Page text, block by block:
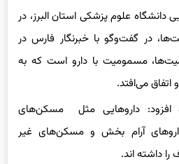
دانشگاه علوم پزشکی استان البرز، در
در گفت‌وگو با خبرنگار فارس در
مسمومیت با دارو است که به
اتفاق می‌افتد.
افزود: داروهایی مثل مسکن‌های
داروهای آرام بخش و مسکن‌های غیر
داشته اند.